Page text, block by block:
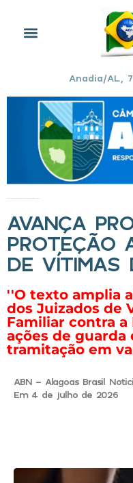
Anadia/AL,
AVANÇA
PROTEÇÃO
DE VÍTIMAS
''O texto amplia
dos Juizados de
Familiar contra
ações de guarda
tramitação em
ABN - Alagoas Brasil
Em 4 de julho de 2026